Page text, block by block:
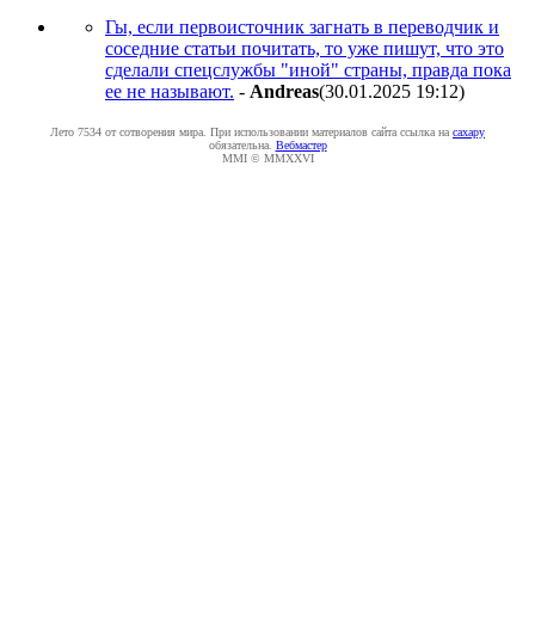
Гы, если первоисточник загнать в переводчик и
соседние статьи почитать, то уже пишут, что это
сделали спецслужбы "иной" страны, правда пока
ее не называют. - Andreas(30.01.2025 19:12)
Лето 7534 от сотворения мира. При использовании материалов сайта ссылка на caxapу
обязательна. Вебмастер
MMI © MMXXVI